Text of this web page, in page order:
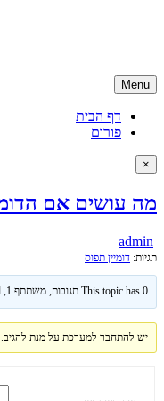
Menu
דף הבית
פורום
×
מה עושים אם
admin
תגיות: דומיין תפוס
This topic has 0 תגובות, משתתף 1, and was last updated
יש להתחבר למערכת על מנת להגיב.